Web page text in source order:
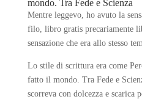
mondo. Tra Fede e Scienza
Mentre leggevo, ho avuto la
filo, libro gratis precariamente
sensazione che era allo stesso
Lo stile di scrittura era come
fatto il mondo. Tra Fede e
scorreva con dolcezza e scarica